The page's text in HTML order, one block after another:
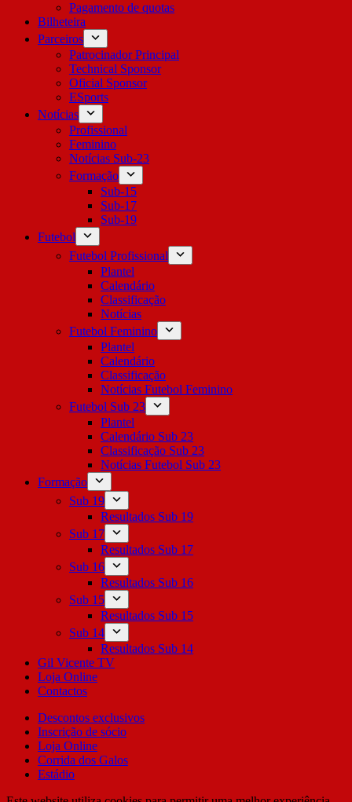
Pagamento de quotas
Bilheteira
Parceiros
Patrocinador Principal
Technical Sponsor
Oficial Sponsor
ESports
Notícias
Profissional
Feminino
Notícias Sub-23
Formação
Sub-15
Sub-17
Sub-19
Futebol
Futebol Profissional
Plantel
Calendário
Classificação
Notícias
Futebol Feminino
Plantel
Calendário
Classificação
Notícias Futebol Feminino
Futebol Sub 23
Plantel
Calendário Sub 23
Classificação Sub 23
Notícias Futebol Sub 23
Formação
Sub 19
Resultados Sub 19
Sub 17
Resultados Sub 17
Sub 16
Resultados Sub 16
Sub 15
Resultados Sub 15
Sub 14
Resultados Sub 14
Gil Vicente TV
Loja Online
Contactos
Descontos exclusivos
Inscrição de sócio
Loja Online
Corrida dos Galos
Estádio